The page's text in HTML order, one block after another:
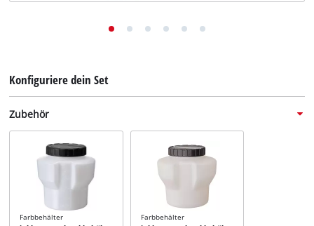
Konfiguriere dein Set
Zubehör
Farbbehälter Farbbehälter